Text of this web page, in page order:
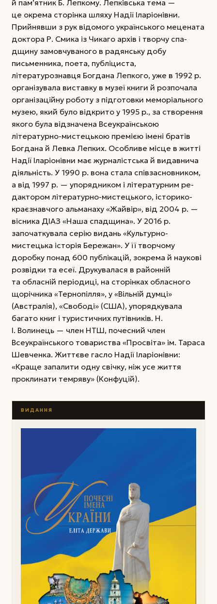
й пам’ятник Б. Лепкому. Лепківська тема —
це окрема сто­рінка шляху Надії Іларіонівни.
Прийнявши з рук відомого українського мецената
доктора Р. Смика із Чикаго архів і творчу спа­
дщину замовчуваного в радянську добу
письменника, поета, публіциста,
літературознавця Богдана Лепкого, уже в 1992 р.
організувала виставку в музеї книги й розпочала
організаційну роботу з підготовки меморіального
музею, який було відкрито у 1995 р., за створення
якого була відзначена Всеукраїнською
літературно-мистецькою премією імені братів
Богдана й Левка Лепких. Особливе місце в житті
Надії Іларіонівни має журналістська й видавнича
діяльність. У 1990 р. вона стала співзасновником,
а від 1997 р. — упорядником і літературним ре­
дактором літературно-мистецького, історико-
краєзнавчого альманаху «Жай­вір», від 2004 р. —
вісника ДІАЗ «Наша спадщина». У 2016 р.
започаткувала серію видань «Культурно-
мистецька історія Бережан». У її творчому
доробку понад 600 публікацій, зокрема й наукові
розвідки та есеї. Друкувалася в районній
та обласній періодиці, на сторінках об­ласного
щорічника «Тернопілля», у «Вільній думці»
(Австралія), «Свобо­ді» (США), упорядкувала
багато книг і туристичних путівників. Н.
І. Волинець — член НТШ, почесний член
Всеукраїнського товариства «Просвіта» ім. Тараса
Шевченка. Життєве гасло Надії Іларіонівни:
«Краще запалити одну свічку, ніж усе життя
проклинати темряву» (Конфуцій).
ВИДАННЯ